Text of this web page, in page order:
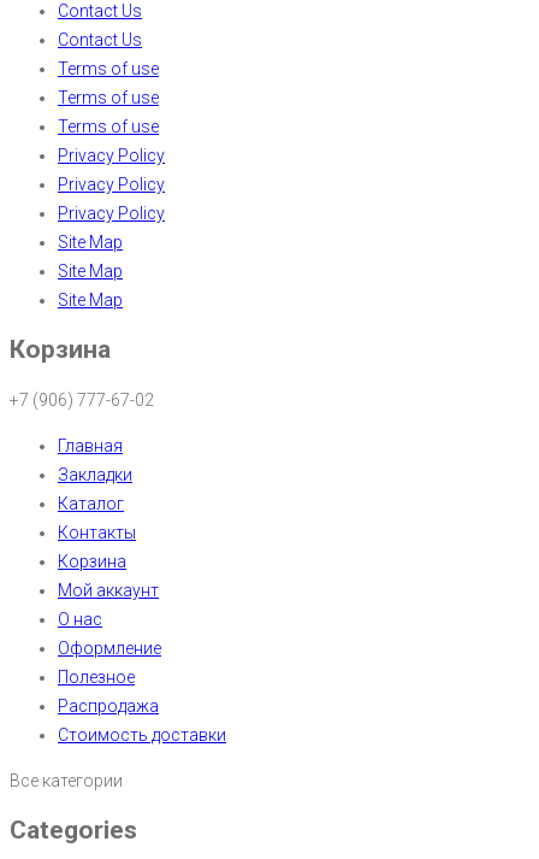
Contact Us
Contact Us
Terms of use
Terms of use
Terms of use
Privacy Policy
Privacy Policy
Privacy Policy
Site Map
Site Map
Site Map
Корзина
+7 (906) 777-67-02
Главная
Закладки
Каталог
Контакты
Корзина
Мой аккаунт
О нас
Оформление
Полезное
Распродажа
Стоимость доставки
Все категории
Categories